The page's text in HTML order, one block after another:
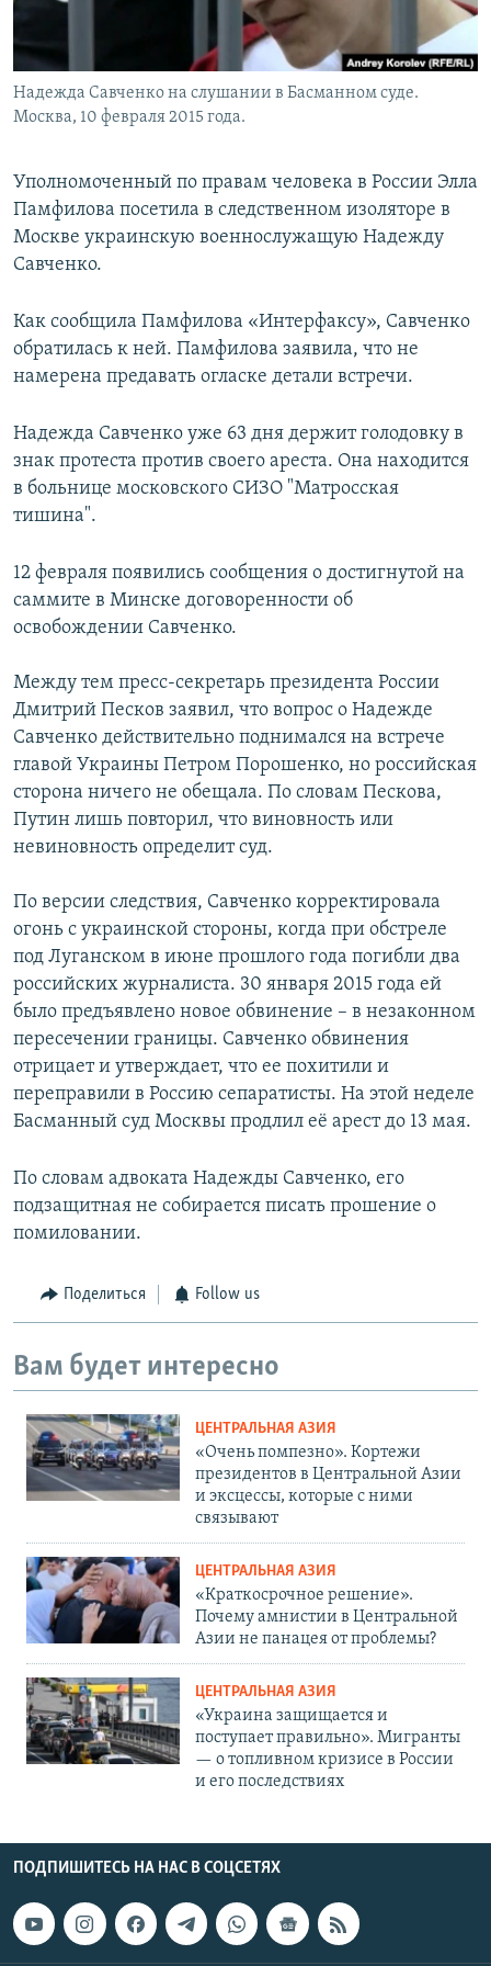
Надежда Савченко на слушании в Басманном суде.
Москва, 10 февраля 2015 года.
Уполномоченный по правам человека в России Элла
Памфилова посетила в следственном изоляторе в
Москве украинскую военнослужащую Надежду
Савченко.
Как сообщила Памфилова «Интерфаксу», Савченко
обратилась к ней. Памфилова заявила, что не
намерена предавать огласке детали встречи.
Надежда Савченко уже 63 дня держит голодовку в
знак протеста против своего ареста. Она находится
в больнице московского СИЗО "Матросская
тишина".
12 февраля появились сообщения о достигнутой на
саммите в Минске договоренности об
освобождении Савченко.
Между тем пресс-секретарь президента России
Дмитрий Песков заявил, что вопрос о Надежде
Савченко действительно поднимался на встрече
главой Украины Петром Порошенко, но российская
сторона ничего не обещала. По словам Пескова,
Путин лишь повторил, что виновность или
невиновность определит суд.
По версии следствия, Савченко корректировала
огонь с украинской стороны, когда при обстреле
под Луганском в июне прошлого года погибли два
российских журналиста. 30 января 2015 года ей
было предъявлено новое обвинение – в незаконном
пересечении границы. Савченко обвинения
отрицает и утверждает, что ее похитили и
переправили в Россию сепаратисты. На этой неделе
Басманный суд Москвы продлил её арест до 13 мая.
По словам адвоката Надежды Савченко, его
подзащитная не собирается писать прошение о
помиловании.
Поделиться Follow us
Вам будет интересно
ЦЕНТРАЛЬНАЯ АЗИЯ
«Очень помпезно». Кортежи
президентов в Центральной Азии
и эксцессы, которые с ними
связывают
ЦЕНТРАЛЬНАЯ АЗИЯ
«Краткосрочное решение».
Почему амнистии в Центральной
Азии не панацея от проблемы?
ЦЕНТРАЛЬНАЯ АЗИЯ
«Украина защищается и
поступает правильно». Мигранты
— о топливном кризисе в России
и его последствиях
ПОДПИШИТЕСЬ НА НАС В СОЦСЕТЯХ